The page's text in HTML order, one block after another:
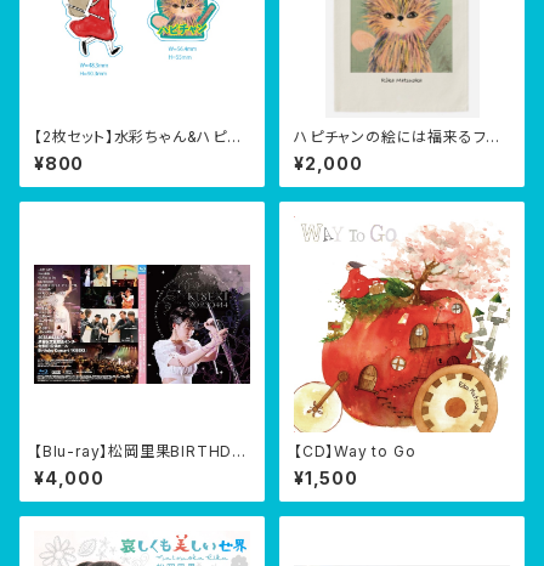
【2枚セット】水彩ちゃん&ハピチ
ャンステッカー【直筆お手紙付
き】
¥800
ハピチャンの絵には福来るファ
ブリックポスター(生サイン付き)
¥2,000
【Blu-ray】松岡里果BIRTHDA
Y CONCERT 2023『KISEKI』
@渋谷伝承ホール 2023/04/1
4
¥4,000
【CD】Way to Go
¥1,500